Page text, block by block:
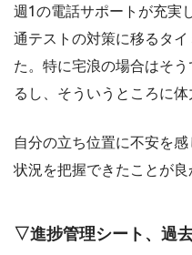
週1の電話サポートが充実
通テストの対策に移るタ
た。特に宅浪の場合はそ
るし、そういうところに体
自分の立ち位置に不安を
状況を把握できたことが良
▽進捗管理シート、過